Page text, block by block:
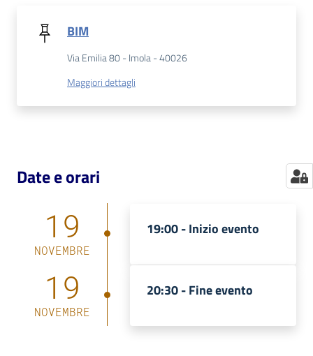
BIM
Via Emilia 80 - Imola - 40026
Maggiori dettagli
Date e orari
19
NOVEMBRE
19:00 -Inizio evento
19
NOVEMBRE
20:30 -Fine evento